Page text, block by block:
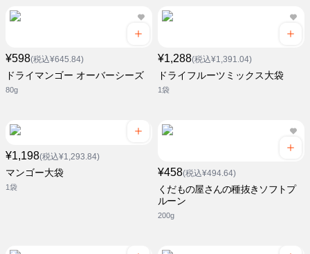
¥598(税込¥645.84)
ドライマンゴー オーバーシーズ
80g
¥1,288(税込¥1,391.04)
ドライフルーツミックス大袋
1袋
¥1,198(税込¥1,293.84)
マンゴー大袋
1袋
¥458(税込¥494.64)
くだもの屋さんの種抜きソフトプ
ルーン
200g